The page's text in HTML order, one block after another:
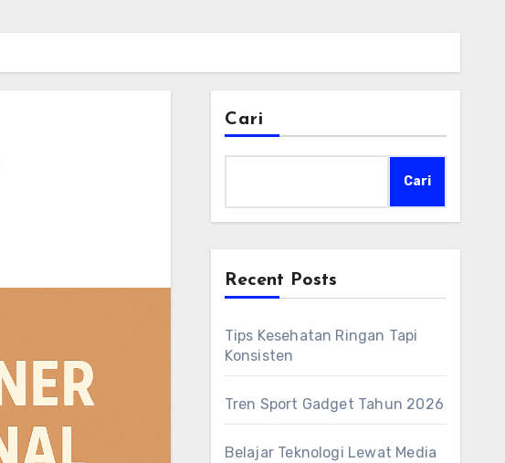
Cari
Cari
Recent Posts
Tips Kesehatan Ringan Tapi
Konsisten
Tren Sport Gadget Tahun 2026
Belajar Teknologi Lewat Media